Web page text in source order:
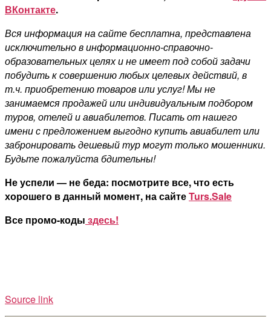
ВКонтакте.
Вся информация на сайте бесплатна, представлена
исключительно в информационно-справочно-
образовательных целях и не имеет под собой задачи
побудить к совершению любых целевых действий, в
т.ч. приобретению товаров или услуг! Мы не
занимаемся продажей или индивидуальным подбором
туров, отелей и авиабилетов. Писать от нашего
имени с предложением выгодно купить авиабилет или
забронировать дешевый тур могут только мошенники.
Будьте пожалуйста бдительны!
Не успели — не беда: посмотрите все, что есть
хорошего в данный момент, на сайтеTurs.Sale
Все промо-коды здесь!
Source link